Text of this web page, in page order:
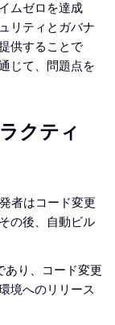
ムゼロを達成
リティとガバナ
供することで
じて、問題点を
クティ
者はコード変更
の後、自動ビル
り、コード変更
境へのリリース